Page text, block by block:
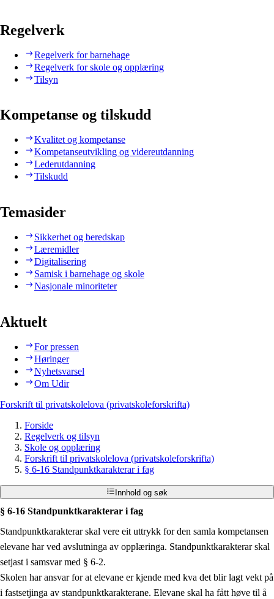
Regelverk
Regelverk for barnehage
Regelverk for skole og opplæring
Tilsyn
Kompetanse og tilskudd
Kvalitet og kompetanse
Kompetanseutvikling og videreutdanning
Lederutdanning
Tilskudd
Temasider
Sikkerhet og beredskap
Læremidler
Digitalisering
Samisk i barnehage og skole
Nasjonale minoriteter
Aktuelt
For pressen
Høringer
Nyhetsvarsel
Om Udir
Forskrift til privatskolelova (privatskoleforskrifta)
Forside
Regelverk og tilsyn
Skole og opplæring
Forskrift til privatskolelova (privatskoleforskrifta)
§ 6-16 Standpunktkarakterar i fag
Innhold og søk
§ 6-16 Standpunktkarakterar i fag
Standpunktkarakterar skal vere eit uttrykk for den samla kompetansen
elevane har ved avslutninga av opplæringa. Standpunktkarakterar skal
setjast i samsvar med § 6-2.
Skolen har ansvar for at elevane er kjende med kva det blir lagt vekt på
i fastsetjinga av standpunktkarakterane. Elevane skal ha fått høve til å